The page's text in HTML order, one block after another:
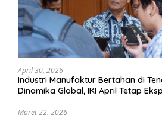
April 30, 2026
Industri Manufaktur Bertahan di
Dinamika Global, IKI April Tetap
Maret 22, 2026